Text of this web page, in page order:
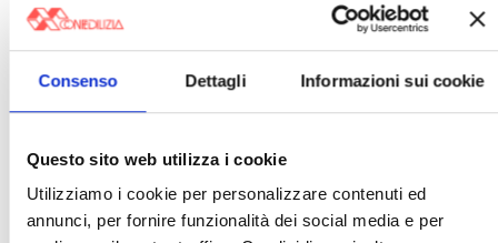
Consenso Dettagli Informazioni sui cookie
Questo sito web utilizza i cookie
Utilizziamo i cookie per personalizzare contenuti ed
annunci, per fornire funzionalità dei social media e per
〉 Amministratori